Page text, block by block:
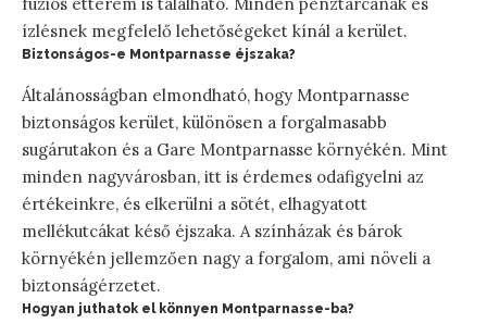
ízlésnek megfelelő lehetőségeket kínál a kerület.
Biztonságos-e Montparnasse éjszaka?
Általánosságban elmondható, hogy Montparnasse
biztonságos kerület, különösen a forgalmasabb
sugárutakon és a Gare Montparnasse környékén. Mint
minden nagyvárosban, itt is érdemes odafigyelni az
értékeinkre, és elkerülni a sötét, elhagyatott
mellékutcákat késő éjszaka. A színházak és bárok
környékén jellemzően nagy a forgalom, ami növeli a
biztonságérzetet.
Hogyan juthatok el könnyen Montparnasse-ba?